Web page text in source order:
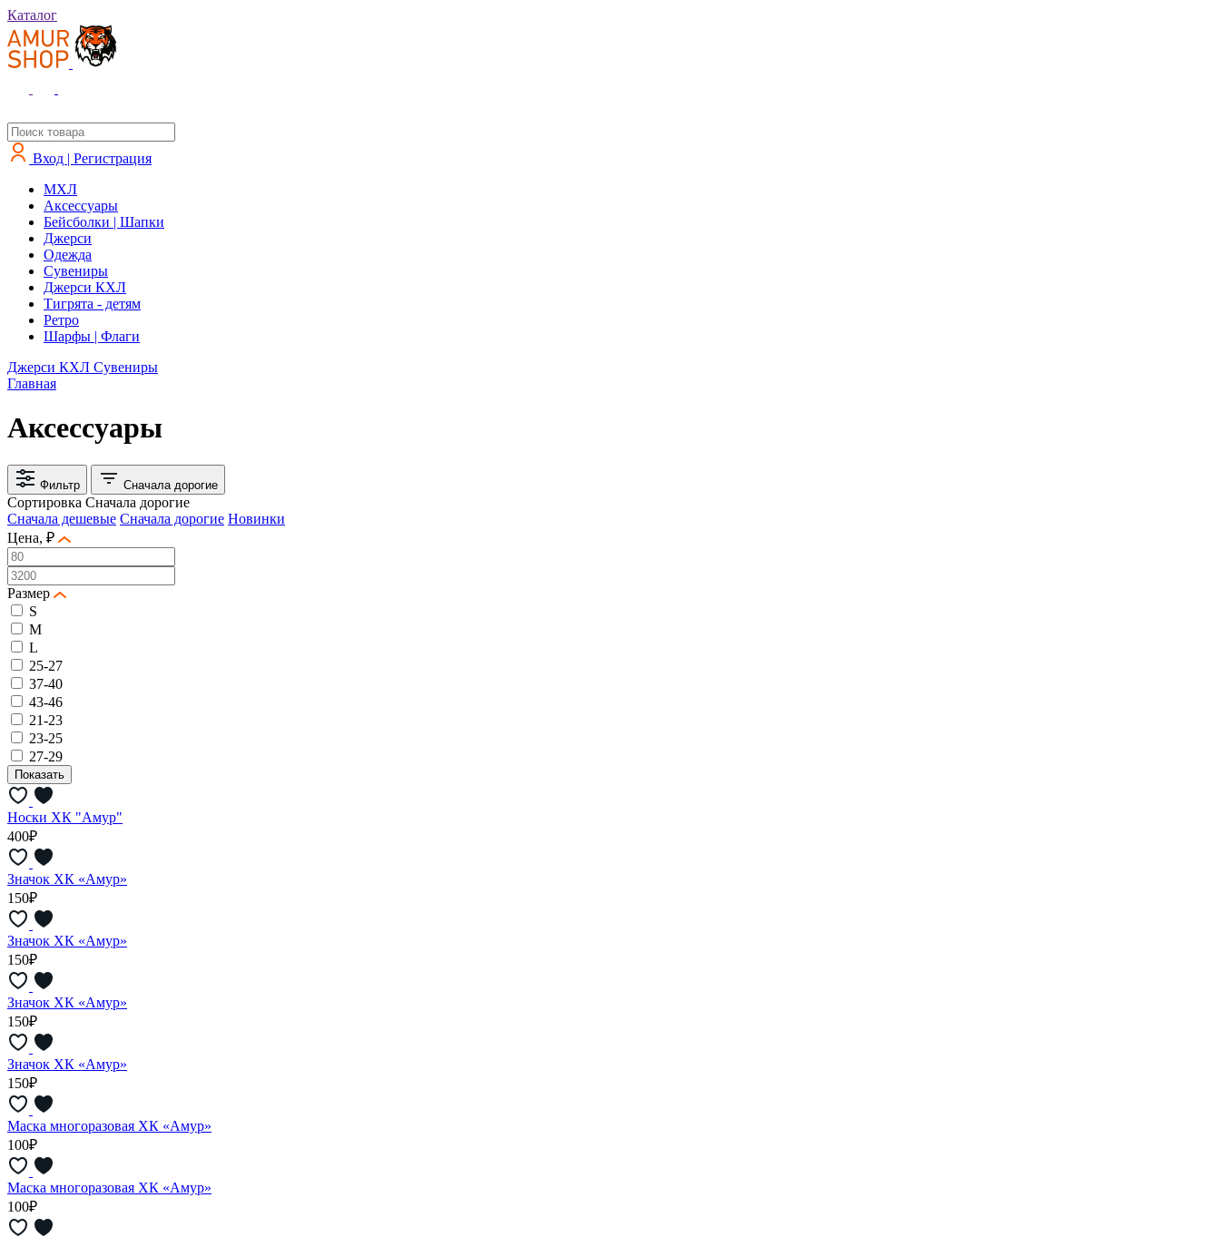
Каталог
Вход | Регистрация
MXЛ
Аксессуары
Бейсболки | Шапки
Джерси
Одежда
Сувениры
Джерси КХЛ
Тигрята - детям
Ретро
Шарфы | Флаги
Джерси КХЛ Сувениры
Главная
Аксессуары
Фильтр Сначала дорогие
Сортировка Сначала дорогие
Сначала дешевые Сначала дорогие Новинки
Цена, ₽
Размер
S
M
L
25-27
37-40
43-46
21-23
23-25
27-29
Носки ХК "Амур"
400₽
Значок ХК «Амур»
150₽
Значок ХК «Амур»
150₽
Значок ХК «Амур»
150₽
Значок ХК «Амур»
150₽
Маска многоразовая ХК «Амур»
100₽
Маска многоразовая ХК «Амур»
100₽